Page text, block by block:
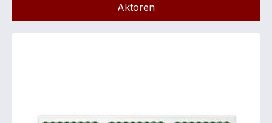
Aktoren